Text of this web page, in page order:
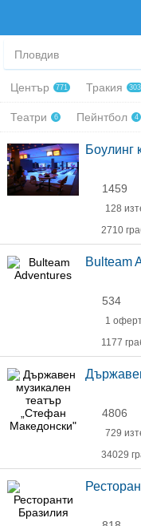
Пловдив
Център 771 Тракия 303
Театри 6 Пейнтбол 4
Боулинг
1459
128
2710
Bulteam
534
1
1177
4806
729
34029